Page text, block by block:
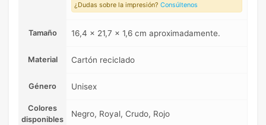
¿Dudas sobre la impresión? Consúltenos
Tamaño 16,4 x 21,7 x 1,6 cm aproximadamente.
Material Cartón reciclado
Género Unisex
Colores
disponibles
Negro, Royal, Crudo, Rojo